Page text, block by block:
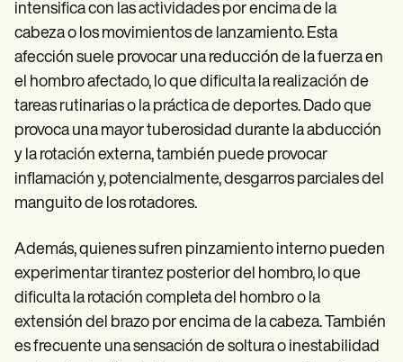
intensifica con las actividades por encima de la
cabeza o los movimientos de lanzamiento. Esta
afección suele provocar una reducción de la fuerza en
el hombro afectado, lo que dificulta la realización de
tareas rutinarias o la práctica de deportes. Dado que
provoca una mayor tuberosidad durante la abducción
y la rotación externa, también puede provocar
inflamación y, potencialmente, desgarros parciales del
manguito de los rotadores.
Además, quienes sufren pinzamiento interno pueden
experimentar tirantez posterior del hombro, lo que
dificulta la rotación completa del hombro o la
extensión del brazo por encima de la cabeza. También
es frecuente una sensación de soltura o inestabilidad